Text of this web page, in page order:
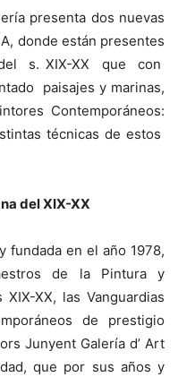
presenta dos nuevas
donde están presentes
s. XIX-XX que con
paisajes y marinas,
Contemporáneos:
técnicas de estos
del XIX-XX
fundada en el año 1978,
de la Pintura y
XX, las Vanguardias
de prestigio
Junyent Galería d’ Art
que por sus años y